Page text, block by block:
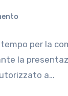
tempo per la
la
a…